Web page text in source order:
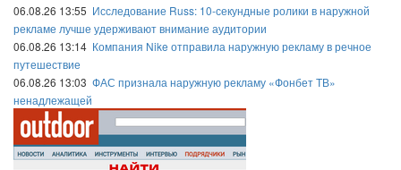
06.08.26 13:55 Исследование Russ: 10-секундные ролики в наружной
рекламе лучше удерживают внимание аудитории
06.08.26 13:14 Компания Nike отправила наружную рекламу в речное
путешествие
06.08.26 13:03 ФАС признала наружную рекламу «Фонбет ТВ»
ненадлежащей